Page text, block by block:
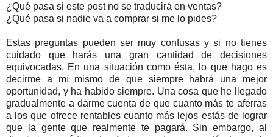
¿Qué pasa si este post no se traducirá en ventas?
¿Qué pasa si nadie va a comprar si me lo pides?
Estas preguntas pueden ser muy confusas y si no tienes
cuidado que harás una gran cantidad de decisiones
equivocadas. En una situación como ésta, lo que hago es
decirme a mí mismo de que siempre habrá una mejor
oportunidad, y ha habido siempre. Una cosa que he llegado
gradualmente a darme cuenta de que cuanto más te aferras
a los que ofrece rentables cuanto más lejos estás de lograr
que la gente que realmente te pagará. Sin embargo, al